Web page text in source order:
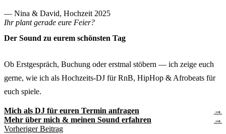
— Nina & David, Hochzeit 2025
Ihr plant gerade eure Feier?
Der Sound zu eurem schönsten Tag
Ob Erstgespräch, Buchung oder erstmal stöbern — ich zeige euch
gerne, wie ich als Hochzeits-DJ für RnB, HipHop & Afrobeats für
euch spiele.
Mich als DJ für euren Termin anfragen
Mehr über mich & meinen Sound erfahren
Vorheriger Beitrag